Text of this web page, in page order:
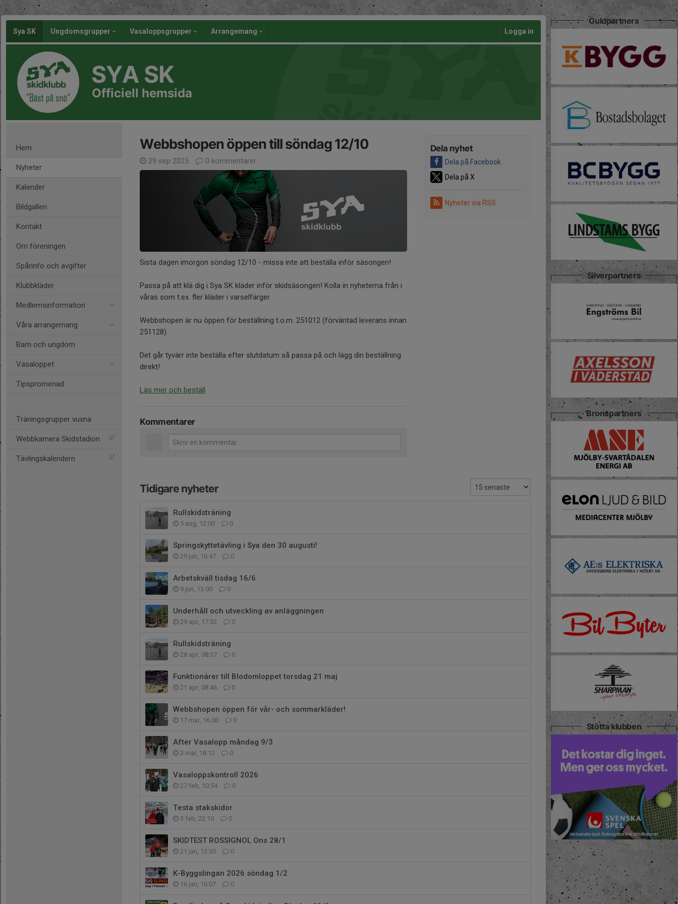
Sya SK Ungdomsgrupper Vasaloppsgrupper Arrangemang Logga in
SYA SK
Officiell hemsida
Hem
Nyheter
Kalender
Bildgalleri
Kontakt
Om föreningen
Spårinfo och avgifter
Klubbkläder
Medlemsinformation
Våra arrangemang
Barn och ungdom
Vasaloppet
Tipspromenad
Träningsgrupper vuxna
Webbkamera Skidstadion
Tävlingskalendern
Dela nyhet
Dela på Facebook
Dela på X
Nyheter via RSS
Webbshopen öppen till söndag 12/10
29 sep 2025 0 kommentarer
Sista dagen imorgon söndag 12/10 - missa inte att beställa inför säsongen!
Passa på att klä dig i Sya SK kläder inför skidsäsongen! Kolla in nyheterna från i
våras som t.ex. fler kläder i varselfärger.
Webbshopen är nu öppen för beställning t.o.m. 251012 (förväntad leverans innan
251128).
Det går tyvärr inte beställa efter slutdatum så passa på och lägg din beställning
direkt!
Läs mer och beställ
Kommentarer
Tidigare nyheter
Rullskidsträning
5 aug, 12:00 0
Springskyttetävling i Sya den 30 augusti!
29 jun, 16:47 0
Arbetskväll tisdag 16/6
9 jun, 13:00 0
Underhåll och utveckling av anläggningen
29 apr, 17:32 0
Rullskidsträning
28 apr, 08:37 0
Funktionärer till Blodomloppet torsdag 21 maj
21 apr, 08:46 0
Webbshopen öppen för vår- och sommarkläder!
17 mar, 16:00 0
After Vasalopp måndag 9/3
3 mar, 18:12 0
Vasaloppskontroll 2026
27 feb, 10:54 0
Testa stakskidor
3 feb, 22:10 0
SKIDTEST ROSSIGNOL Ons 28/1
21 jan, 12:30 0
K-Byggslingan 2026 söndag 1/2
16 jan, 16:07 0
Guldpartners
Silverpartners
Bronspartners
Stötta klubben